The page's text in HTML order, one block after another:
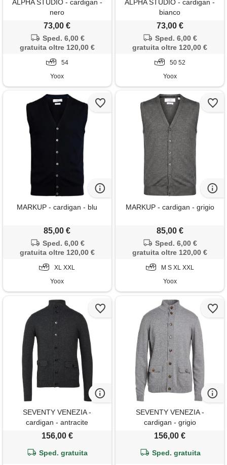
ALPHA STUDIO - cardigan -
nero
73,00 €
Sped. 6,00 €
gratuita oltre 120,00 €
54
Yoox
ALPHA STUDIO - cardigan -
bianco
73,00 €
Sped. 6,00 €
gratuita oltre 120,00 €
50 52
Yoox
MARKUP - cardigan - blu
85,00 €
Sped. 6,00 €
gratuita oltre 120,00 €
XL XXL
Yoox
MARKUP - cardigan - grigio
85,00 €
Sped. 6,00 €
gratuita oltre 120,00 €
M S XL XXL
Yoox
SEVENTY VENEZIA -
cardigan - antracite
156,00 €
Sped. gratuita
SEVENTY VENEZIA -
cardigan - grigio
156,00 €
Sped. gratuita